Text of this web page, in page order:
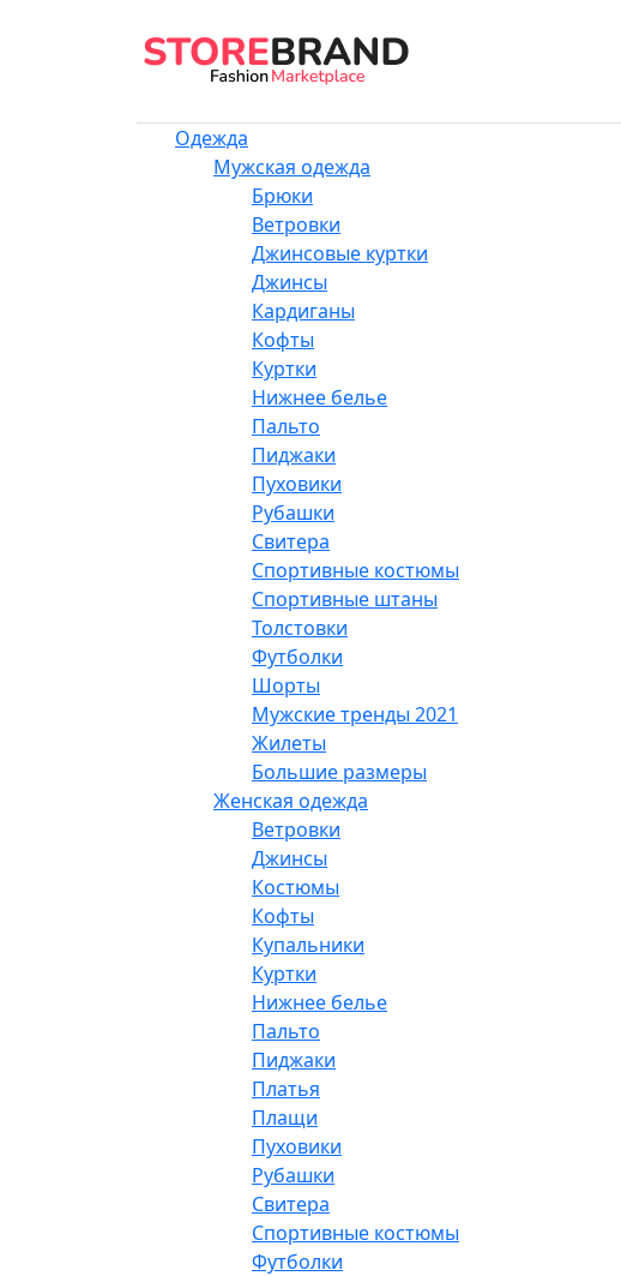
Одежда
Мужская одежда
Брюки
Ветровки
Джинсовые куртки
Джинсы
Кардиганы
Кофты
Куртки
Нижнее белье
Пальто
Пиджаки
Пуховики
Рубашки
Свитера
Спортивные костюмы
Спортивные штаны
Толстовки
Футболки
Шорты
Мужские тренды 2021
Жилеты
Большие размеры
Женская одежда
Ветровки
Джинсы
Костюмы
Кофты
Купальники
Куртки
Нижнее белье
Пальто
Пиджаки
Платья
Плащи
Пуховики
Рубашки
Свитера
Спортивные костюмы
Футболки